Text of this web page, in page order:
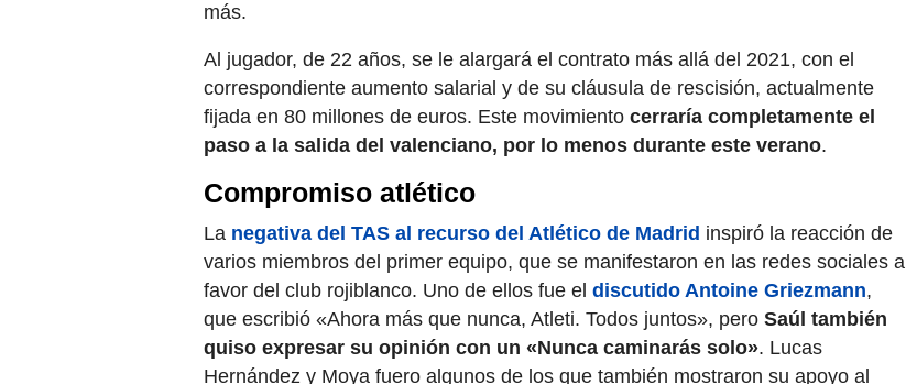
más.
Al jugador, de 22 años, se le alargará el contrato más allá del 2021, con el
correspondiente aumento salarial y de su cláusula de rescisión, actualmente
fijada en 80 millones de euros. Este movimiento cerraría completamente el
paso a la salida del valenciano, por lo menos durante este verano.
Compromiso atlético
La negativa del TAS al recurso del Atlético de Madrid inspiró la reacción de
varios miembros del primer equipo, que se manifestaron en las redes sociales a
favor del club rojiblanco. Uno de ellos fue el discutido Antoine Griezmann,
que escribió «Ahora más que nunca, Atleti. Todos juntos», pero Saúl también
quiso expresar su opinión con un «Nunca caminarás solo». Lucas
Hernández y Moya fuero algunos de los que también mostraron su apoyo al